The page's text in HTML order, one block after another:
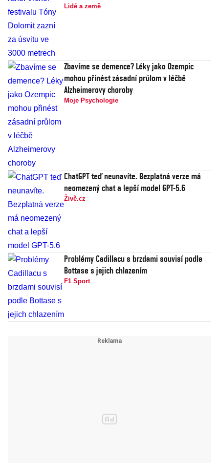
Lidé a země
Zbavíme se demence? Léky jako Ozempic
mohou přinést zásadní průlom v léčbě
Alzheimerovy choroby
Moje Psychologie
ChatGPT teď neunavíte. Bezplatná verze má
neomezený chat a lepší model GPT-5.6
Živě.cz
Problémy Cadillacu s brzdami souvisí podle
Bottase s jejich chlazením
F1 Sport